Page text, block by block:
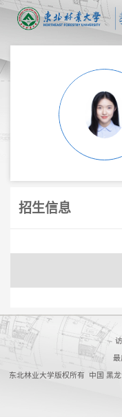
招生信息
最
东北林业大学版权所有 中国 黑